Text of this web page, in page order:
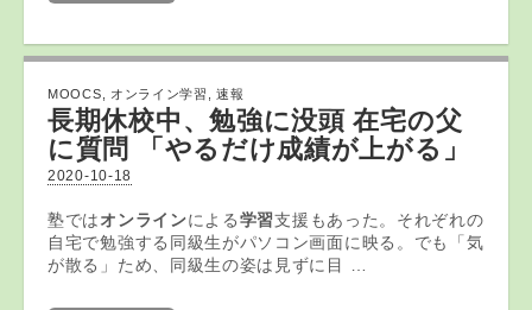
MOOCS オンライン学習 ,速報
長期休校中、勉強に没頭 在宅の父
に質問 「やるだけ成績が上がる」
2020-10-18
塾ではオンラインによる学習支援もあった。それぞれの
自宅で勉強する同級生がパソコン画面に映る。でも「気
が散る」ため、同級生の姿は見ずに目 …